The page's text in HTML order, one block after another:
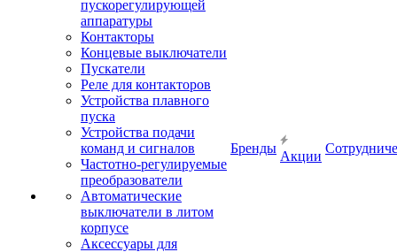
пускорегулирующей
аппаратуры
Контакторы
Концевые выключатели
Пускатели
Реле для контакторов
Устройства плавного
пуска
Устройства подачи
команд и сигналов
Частотно-регулируемые
преобразователи
Автоматические
выключатели в литом
корпусе
Аксессуары для
Бренды
Акции